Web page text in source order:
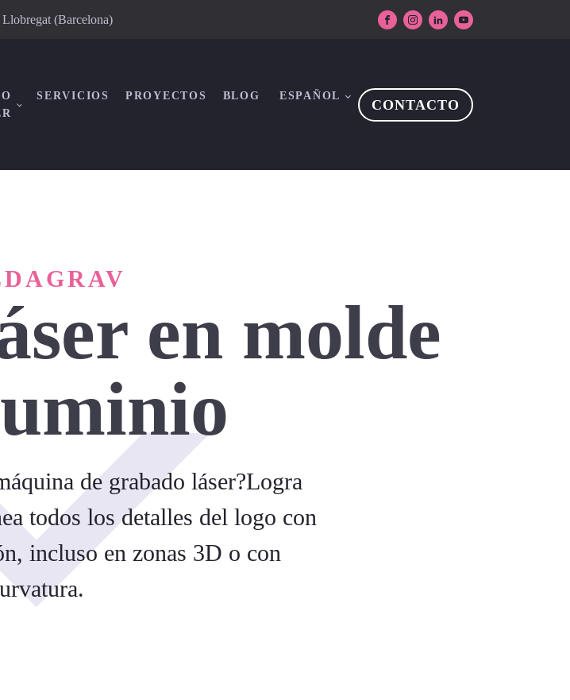
(Barcelona)
SERVICIOS PROYECTOS BLOG ESPAÑOL
CONTACTO
en molde
de grabado láser?Logra
todos los detalles del logo con
incluso en zonas 3D o con